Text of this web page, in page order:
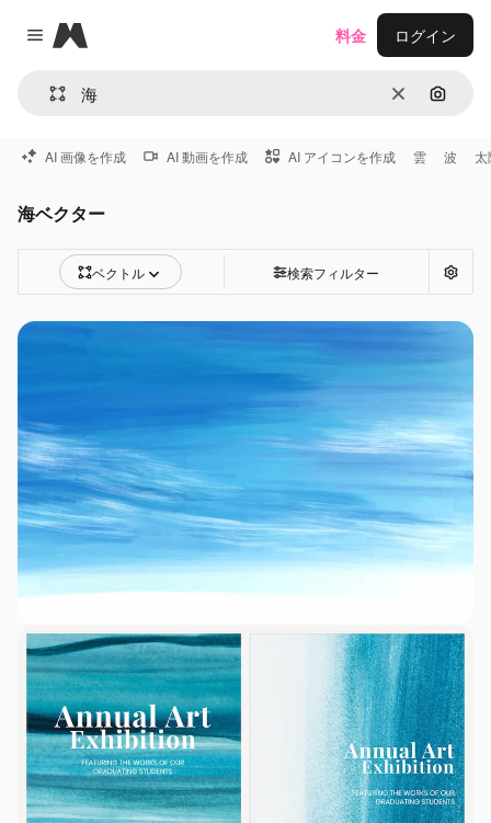
Close menu
Magnific
消去 画像で
料金 ログイン
AI 画像を作成 AI 動画を作成 AI アイコンを作成 雲 波 太
海ベクター
ベクトル 検索フィルター